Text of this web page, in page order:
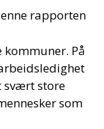
rapporten
På
svært store
som